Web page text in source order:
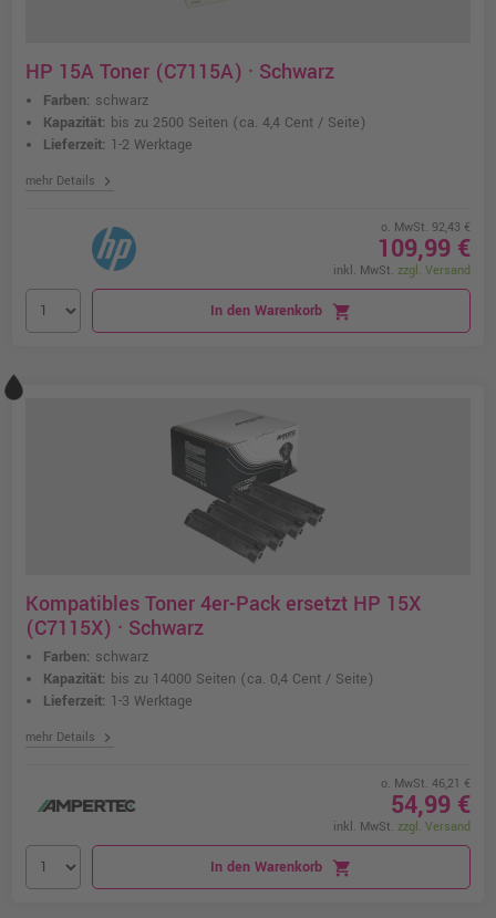
HP 15A Toner (C7115A) · Schwarz
Farben: schwarz
Kapazität: bis zu 2500 Seiten (ca. 4,4 Cent / Seite)
Lieferzeit: 1-2 Werktage
mehr Details chevron_right
o. MwSt. 92,43 €
109,99 €
inkl. MwSt. zzgl. Versand
In den Warenkorb shopping_cart
Kompatibles Toner 4er-Pack ersetzt HP 15X
(C7115X) · Schwarz
Farben: schwarz
Kapazität: bis zu 14000 Seiten (ca. 0,4 Cent / Seite)
Lieferzeit: 1-3 Werktage
mehr Details chevron_right
o. MwSt. 46,21 €
54,99 €
inkl. MwSt. zzgl. Versand
In den Warenkorb shopping_cart